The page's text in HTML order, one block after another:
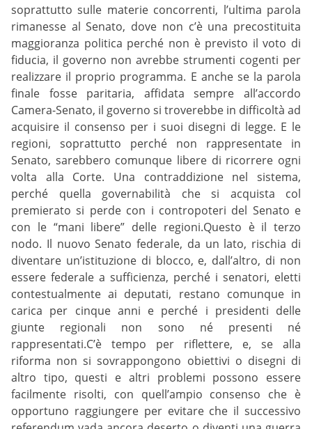
soprattutto sulle materie concorrenti, l’ultima parola
rimanesse al Senato, dove non c’è una precostituita
maggioranza politica perché non è previsto il voto di
fiducia, il governo non avrebbe strumenti cogenti per
realizzare il proprio programma. E anche se la parola
finale fosse paritaria, affidata sempre all’accordo
Camera-Senato, il governo si troverebbe in difficoltà ad
acquisire il consenso per i suoi disegni di legge. E le
regioni, soprattutto perché non rappresentate in
Senato, sarebbero comunque libere di ricorrere ogni
volta alla Corte. Una contraddizione nel sistema,
perché quella governabilità che si acquista col
premierato si perde con i contropoteri del Senato e
con le “mani libere” delle regioni.Questo è il terzo
nodo. Il nuovo Senato federale, da un lato, rischia di
diventare un’istituzione di blocco, e, dall’altro, di non
essere federale a sufficienza, perché i senatori, eletti
contestualmente ai deputati, restano comunque in
carica per cinque anni e perché i presidenti delle
giunte regionali non sono né presenti né
rappresentati.C’è tempo per riflettere, e, se alla
riforma non si sovrappongono obiettivi o disegni di
altro tipo, questi e altri problemi possono essere
facilmente risolti, con quell’ampio consenso che è
opportuno raggiungere per evitare che il successivo